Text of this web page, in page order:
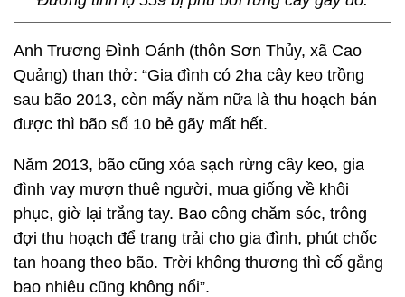
Anh Trương Đình Oánh (thôn Sơn Thủy, xã Cao
Quảng) than thở: “Gia đình có 2ha cây keo trồng
sau bão 2013, còn mấy năm nữa là thu hoạch bán
được thì bão số 10 bẻ gãy mất hết.
Năm 2013, bão cũng xóa sạch rừng cây keo, gia
đình vay mượn thuê người, mua giống về khôi
phục, giờ lại trắng tay. Bao công chăm sóc, trông
đợi thu hoạch để trang trải cho gia đình, phút chốc
tan hoang theo bão. Trời không thương thì cố gắng
bao nhiêu cũng không nổi”.